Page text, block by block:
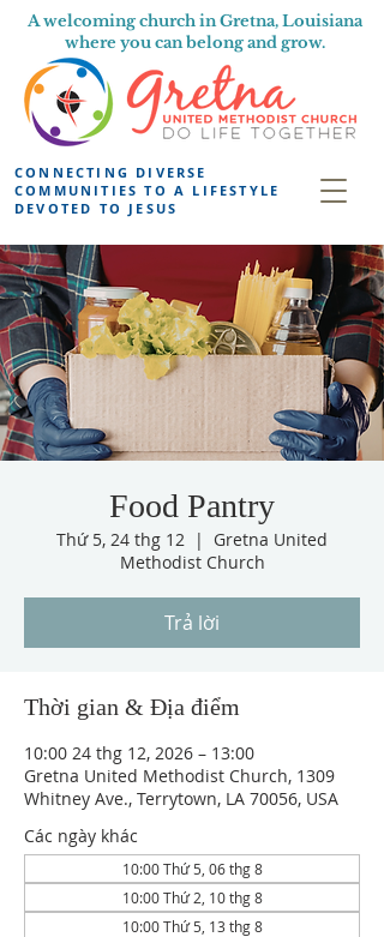
A welcoming church in Gretna, Louisiana
where you can belong and grow.
CONNECTING DIVERSE
COMMUNITIES TO A LIFESTYLE
DEVOTED TO JESUS
Food Pantry
Thứ 5, 24 thg 12
  |
Gretna United
Methodist Church
Trả lời
Thời gian & Địa điểm
10:00 24 thg 12, 2026 – 13:00
Gretna United Methodist Church, 1309
Whitney Ave., Terrytown, LA 70056, USA
Các ngày khác
10:00 Thứ 5, 06 thg 8
10:00 Thứ 2, 10 thg 8
10:00 Thứ 5, 13 thg 8